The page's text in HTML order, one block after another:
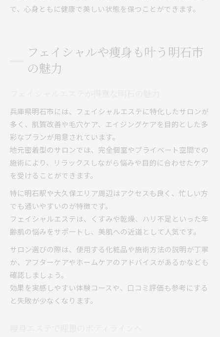
で、心身ともに健康で美しい状態を保つことができます。
フェイシャルや痩身も叶う明石市
の魅力
兵庫県明石市には、フェイシャルエステに特化したサロンが
多く、肌質改善や毛穴ケア、エイジングケアを目的とした多
彩なプランが用意されています。
地元密着型のサロンでは、完全個室やプライベート空間での
施術により、リラックスしながら悩みや目的に合わせたケア
を受けることができます。
特に明石駅や大久保エリア周辺はアクセスも良く、忙しい方
でも通いやすいのが特徴です。
フェイシャルエステは、くすみや乾燥、ハリ不足といった年
齢肌の悩みをサポートし、美肌への近道として人気です。
サロン選びの際は、使用する化粧品や施術方法の説明が丁寧
か、アフターケアやホームケアのアドバイスがあるかなども
確認しましょう。
効果を実感しやすい体験コースや、口コミ評価も参考にする
と失敗が少なくなります。